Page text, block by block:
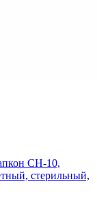
CH-10,
стерильный,